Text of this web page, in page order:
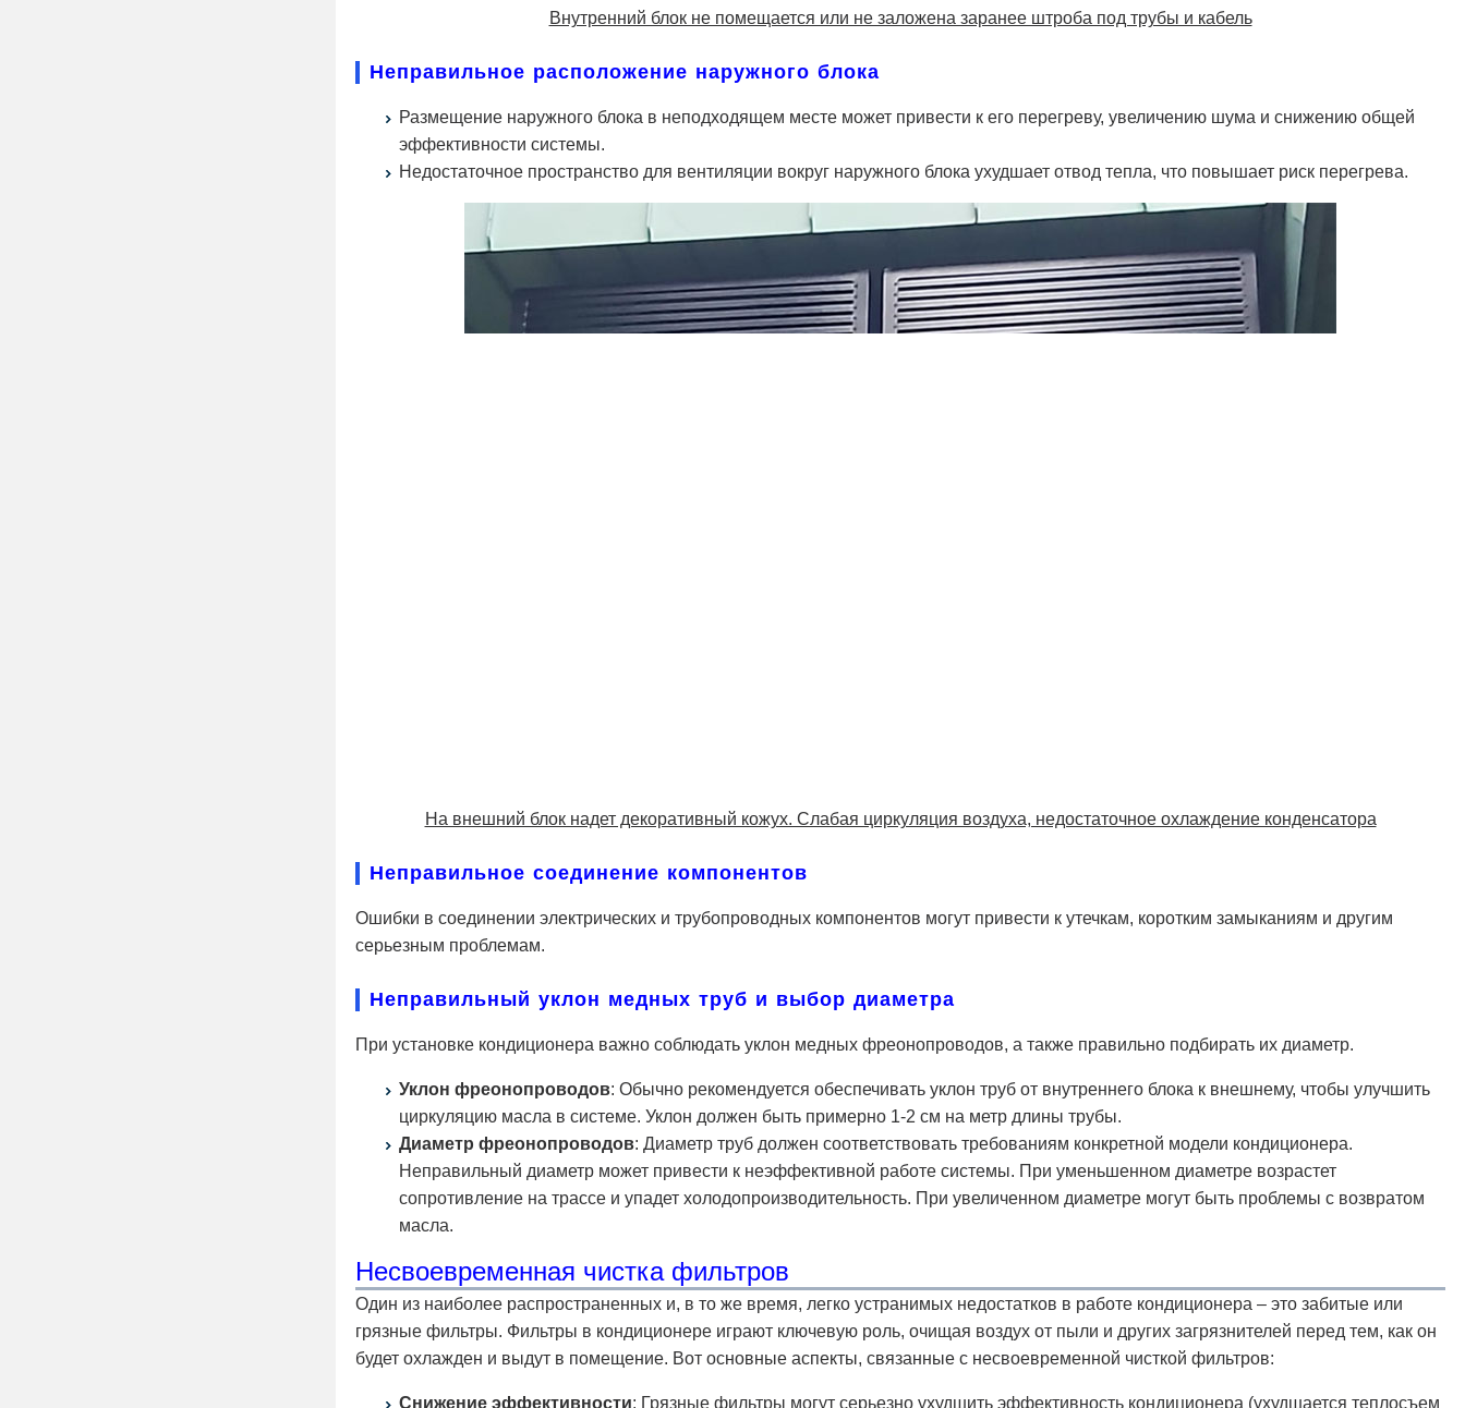
Внутренний блок не помещается или не заложена заранее штроба под трубы и кабель
Неправильное расположение наружного блока
Размещение наружного блока в неподходящем месте может привести к его перегреву, увеличению шума и снижению общей
эффективности системы.
Недостаточное пространство для вентиляции вокруг наружного блока ухудшает отвод тепла, что повышает риск перегрева.
На внешний блок надет декоративный кожух. Слабая циркуляция воздуха, недостаточное охлаждение конденсатора
Неправильное соединение компонентов
Ошибки в соединении электрических и трубопроводных компонентов могут привести к утечкам, коротким замыканиям и другим
серьезным проблемам.
Неправильный уклон медных труб и выбор диаметра
При установке кондиционера важно соблюдать уклон медных фреонопроводов, а также правильно подбирать их диаметр.
Уклон фреонопроводов: Обычно рекомендуется обеспечивать уклон труб от внутреннего блока к внешнему, чтобы улучшить
циркуляцию масла в системе. Уклон должен быть примерно 1-2 см на метр длины трубы.
Диаметр фреонопроводов: Диаметр труб должен соответствовать требованиям конкретной модели кондиционера.
Неправильный диаметр может привести к неэффективной работе системы. При уменьшенном диаметре возрастет
сопротивление на трассе и упадет холодопроизводительность. При увеличенном диаметре могут быть проблемы с возвратом
масла.
Несвоевременная чистка фильтров
Один из наиболее распространенных и, в то же время, легко устранимых недостатков в работе кондиционера – это забитые или
грязные фильтры. Фильтры в кондиционере играют ключевую роль, очищая воздух от пыли и других загрязнителей перед тем, как он
будет охлажден и выдут в помещение. Вот основные аспекты, связанные с несвоевременной чисткой фильтров:
Снижение эффективности: Грязные фильтры могут серьезно ухудшить эффективность кондиционера (ухудшается теплосъем